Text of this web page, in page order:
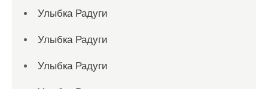
Улыбка Радуги
Улыбка Радуги
Улыбка Радуги